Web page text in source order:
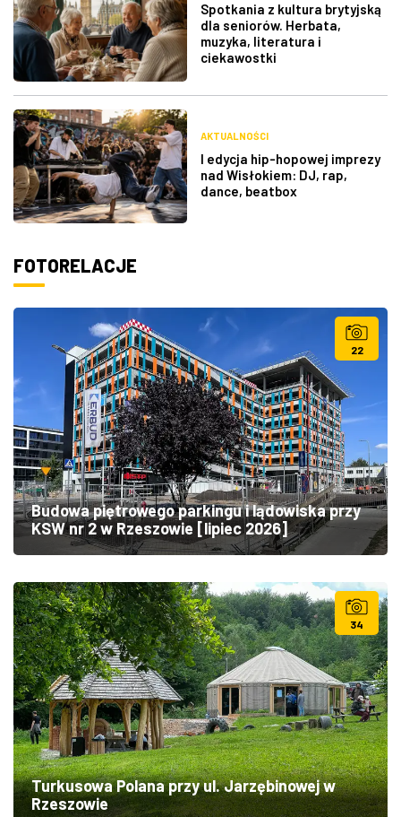
Spotkania z kultura brytyjską
dla seniorów. Herbata,
muzyka, literatura i
ciekawostki
AKTUALNOŚCI
I edycja hip-hopowej imprezy
nad Wisłokiem: DJ, rap,
dance, beatbox
FOTORELACJE
22
Budowa piętrowego parkingu i lądowiska przy
KSW nr 2 w Rzeszowie [lipiec 2026]
34
Turkusowa Polana przy ul. Jarzębinowej w
Rzeszowie